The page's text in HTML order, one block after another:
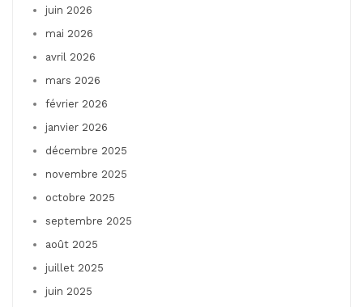
juin 2026
mai 2026
avril 2026
mars 2026
février 2026
janvier 2026
décembre 2025
novembre 2025
octobre 2025
septembre 2025
août 2025
juillet 2025
juin 2025